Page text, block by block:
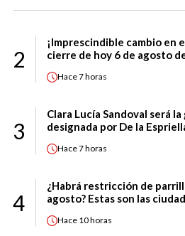
2
¡Imprescindible cambio en
cierre de hoy 6 de agosto
Hace7 horas
3
Clara Lucía Sandoval será
designada por De la
Hace7 horas
4
¿Habrá restricción de
agosto? Estas son las
Hace 10 horas